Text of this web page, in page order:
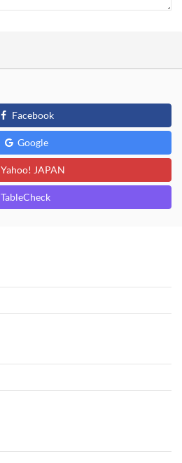
Facebook
Google
Yahoo! JAPAN
TableCheck